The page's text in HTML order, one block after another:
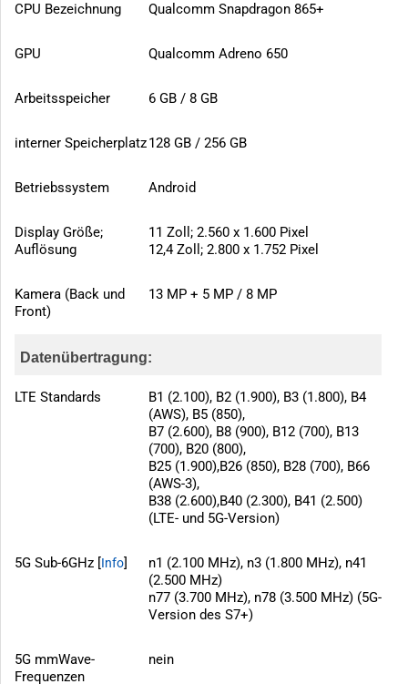
CPU Bezeichnung Qualcomm Snapdragon 865+
GPU Qualcomm Adreno 650
Arbeitsspeicher 6 GB / 8 GB
interner Speicherplatz128 GB / 256 GB
Betriebssystem Android
Display Größe;
Auflösung
11 Zoll; 2.560 x 1.600 Pixel
12,4 Zoll; 2.800 x 1.752 Pixel
Kamera (Back und
Front)
13 MP + 5 MP / 8 MP
Datenübertragung:
LTE Standards
B1 (2.100), B2 (1.900), B3 (1.800), B4
(AWS), B5 (850),
B7 (2.600), B8 (900), B12 (700), B13
(700), B20 (800),
B25 (1.900),B26 (850), B28 (700), B66
(AWS-3),
B38 (2.600),B40 (2.300), B41 (2.500)
(LTE- und 5G-Version)
5G Sub-6GHz [ Info]
n1 (2.100 MHz), n3 (1.800 MHz), n41
(2.500 MHz)
n77 (3.700 MHz), n78 (3.500 MHz) (5G-
Version des S7+)
5G mmWave-
Frequenzen
nein